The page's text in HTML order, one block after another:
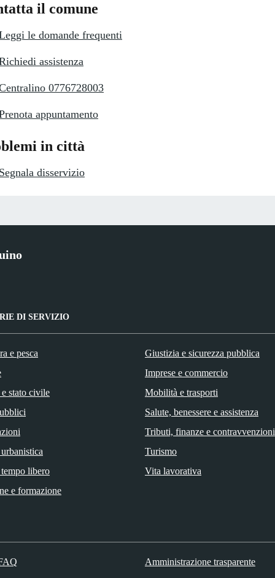
il comune
le domande frequenti
assistenza
0776728003
appuntamento
in città
disservizio
DI SERVIZIO
e pesca
stato civile
libero
e formazione
Giustizia e sicurezza pubblica
Imprese e commercio
Mobilità e trasporti
Salute, benessere e assistenza
Tributi, finanze e contravvenzioni
Turismo
Vita lavorativa
Amministrazione trasparente